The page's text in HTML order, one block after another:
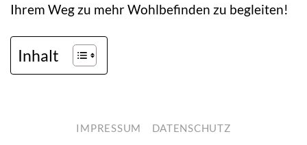
Ihrem Weg zu mehr Wohlbefinden zu begleiten!
Inhalt
IMPRESSUM DATENSCHUTZ